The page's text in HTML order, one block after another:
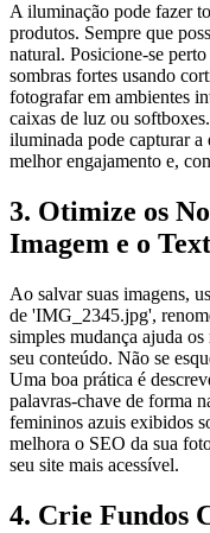
A iluminação pode fazer
produtos. Sempre que
natural. Posicione-se
sombras fortes usando
fotografar em ambientes
caixas de luz ou
iluminada pode capturar a
melhor engajamento e,
3. Otimize os
Imagem e o
Ao salvar suas imagens,
de 'IMG_2345.jpg',
simples mudança ajuda
seu conteúdo. Não se
Uma boa prática é
palavras-chave de forma
femininos azuis exibidos
melhora o SEO da sua
seu site mais acessível.
4. Crie Fundos